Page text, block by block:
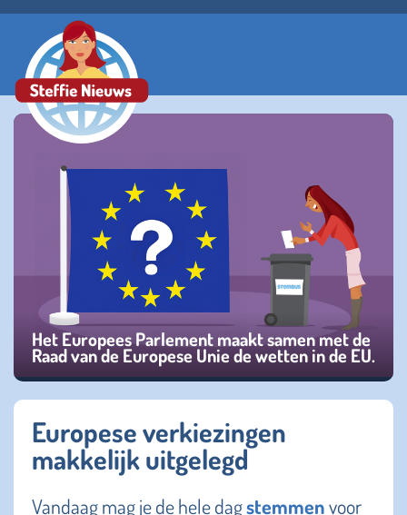
Het Europees Parlement maakt samen met de
Raad van de Europese Unie de wetten in de EU.
Europese verkiezingen
makkelijk uitgelegd
Vandaag mag je de hele dagstemmenvoor